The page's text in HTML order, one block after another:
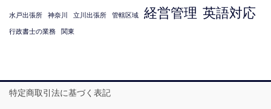
水戸出張所 神奈川 立川出張所 管轄区域 経営管理 英語対応
行政書士の業務 関東
特定商取引法に基づく表記